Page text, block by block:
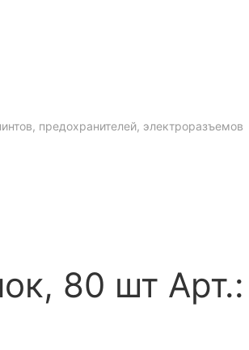
предохранителей, электроразъемов
80 шт